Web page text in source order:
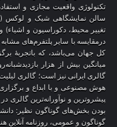
تکنولوژی واقعیت مجازی و
سالن نمایشگاهی شیک و لوکس
تغییر محیط، دکوراسیون و
درمقایسه با سایر پلتفرم‌های مشابه
میانگین بیش از هزار
گالری ایرانی نیز است؛ گالری
هوش مصنوعی و با ابداع و
پیشروترین و نوآورانه‌ترین گالری
بودن بخش‌های گوناگون نظیر:
گوناگون و عمومی، روزنامه آنلاین